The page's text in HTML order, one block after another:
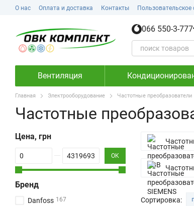
Перейти к основному контенту
О нас Оплата и доставка Контакты Пользовательское
066 550-3-777
Вентиляция
Главная Электрооборудование Частотные преобразователи
Частотные
Сортировка:
Цена, грн
От Цена, грн
До Цена, грн OK
Бренд
Danfoss 167